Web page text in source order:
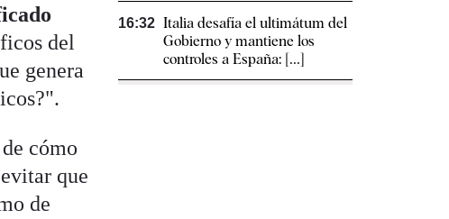
del
genera
cómo
que
de
16:32 Italia desafía el ultimátum del
Gobierno y mantiene los
controles a España: [...]